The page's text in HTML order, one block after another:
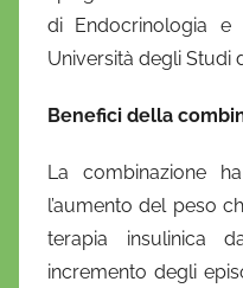
di Endocrinologia e
Università degli Studi
Benefici della
La combinazione
l’aumento del peso
terapia insulinica
incremento degli